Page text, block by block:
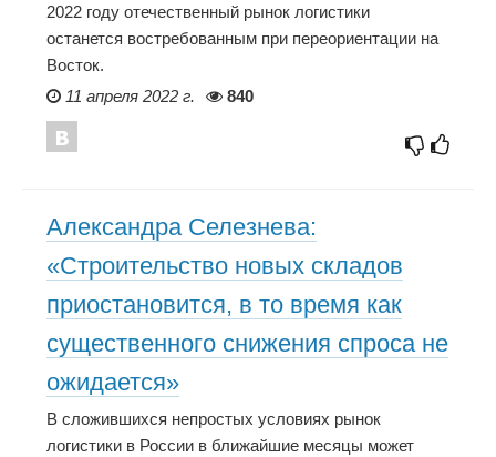
2022 году отечественный рынок логистики
останется востребованным при переориентации на
Восток.
11 апреля 2022 г.
840
Александра Селезнева:
«Строительство новых складов
приостановится, в то время как
существенного снижения спроса не
ожидается»
В сложившихся непростых условиях рынок
логистики в России в ближайшие месяцы может